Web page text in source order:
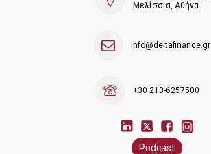
Μελίσσια, Αθήνα
info@deltafinance.gr
+30 210-6257500
Podcast